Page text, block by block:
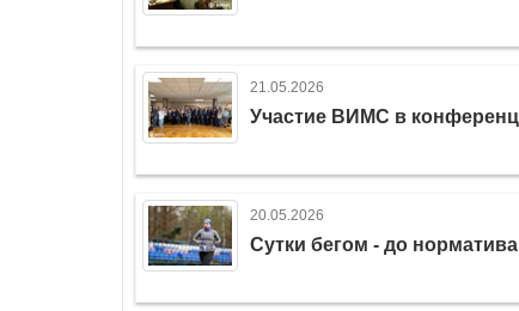
21.05.2026
Участие ВИМС в
20.05.2026
Сутки бегом - до